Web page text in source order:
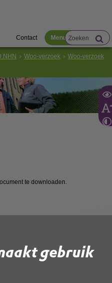
gebruik
Contact Menu
NHN Woo-verzoek
Woo-verzoek
te downloaden.